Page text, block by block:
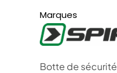
Marques
Botte de